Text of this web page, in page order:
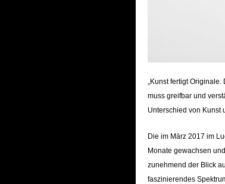
„Kunst fertigt
muss greifbar und
Unterschied von Kunst
Die im März 2017 im
Monate gewachsen
zunehmend der Blick
faszinierendes